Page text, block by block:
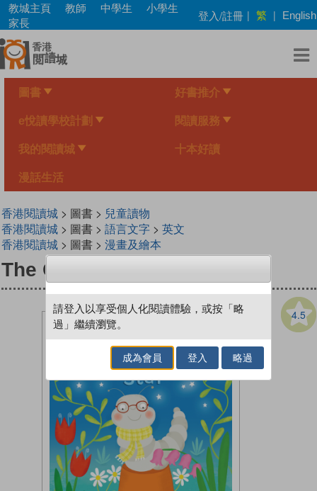
Skip
main
content
教城主頁 教師 中學生
小學生
家長
登入/註冊 | 繁 | English
圖書 好書推介
e悅讀學校計劃 閱讀服務
我的閱讀城 十本好讀
漫話生活
香港閱讀城> 圖書 > 兒童讀物
香港閱讀城> 圖書 > 語言文字> 英文
香港閱讀城> 圖書 > 漫畫及繪本
The Gingerbread Star
4.5
請登入以享受個人化閱讀體驗，或按「略
過」繼續瀏覽。
成為會員 登入 略過